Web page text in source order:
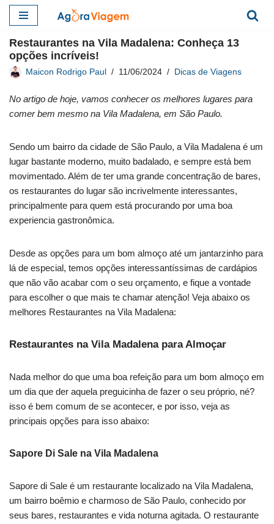
para
o
conteúdo
Restaurantes na Vila Madalena: Conheça 13
opções incríveis!
Maicon Rodrigo Paul 11/06/2024 Dicas de Viagens
No artigo de hoje, vamos conhecer os melhores lugares para
comer bem mesmo na Vila Madalena, em São Paulo.
Sendo um bairro da cidade de São Paulo, a Vila Madalena é um
lugar bastante moderno, muito badalado, e sempre está bem
movimentado. Além de ter uma grande concentração de bares,
os restaurantes do lugar são incrivelmente interessantes,
principalmente para quem está procurando por uma boa
experiencia gastronômica.
Desde as opções para um bom almoço até um jantarzinho para
lá de especial, temos opções interessantíssimas de cardápios
que não vão acabar com o seu orçamento, e fique a vontade
para escolher o que mais te chamar atenção! Veja abaixo os
melhores Restaurantes na Vila Madalena:
Restaurantes na Vila Madalena para Almoçar
Nada melhor do que uma boa refeição para um bom almoço em
um dia que der aquela preguicinha de fazer o seu próprio, né?
isso é bem comum de se acontecer, e por isso, veja as
principais opções para isso abaixo:
Sapore Di Sale na Vila Madalena
Sapore di Sale é um restaurante localizado na Vila Madalena,
um bairro boêmio e charmoso de São Paulo, conhecido por
seus bares, restaurantes e vida noturna agitada. O restaurante